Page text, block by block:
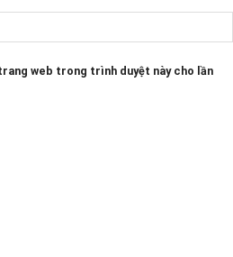
web trong trình duyệt này cho lần